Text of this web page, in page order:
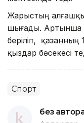
Жарыстың
шығады. Артынша
беріліп, қазанның
қыздар бәсекесі
Спорт
без